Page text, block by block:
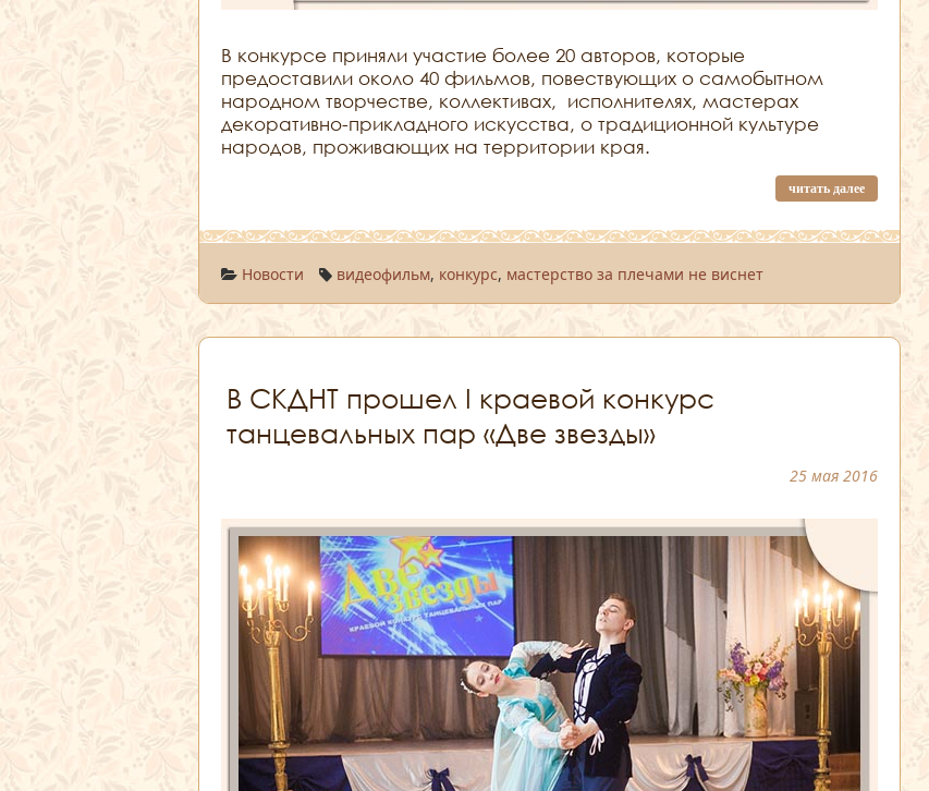
В конкурсе приняли участие более 20 авторов, которые
предоставили около 40 фильмов, повествующих о самобытном
народном творчестве, коллективах, исполнителях, мастерах
декоративно-прикладного искусства, о традиционной культуре
народов, проживающих на территории края.
читать далее
Новости видеофильм, конкурс, мастерство за плечами не виснет
В СКДНТ прошел I краевой конкурс
танцевальных пар «Две звезды»
25 мая 2016